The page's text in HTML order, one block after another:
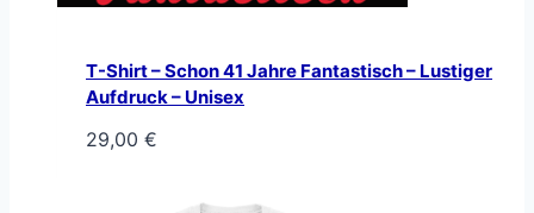
T-Shirt – Schon 41 Jahre Fantastisch – Lustiger
Aufdruck – Unisex
29,00 €